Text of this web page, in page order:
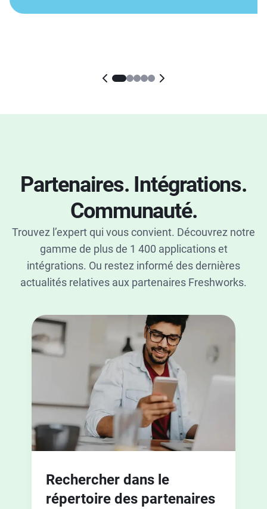
Partenaires. Intégrations.
Communauté.
Trouvez l’expert qui vous convient. Découvrez notre
gamme de plus de 1 400 applications et
intégrations. Ou restez informé des dernières
actualités relatives aux partenaires Freshworks.
Rechercher dans le
répertoire des partenaires